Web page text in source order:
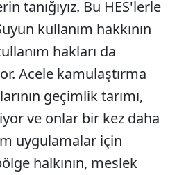
tanığıyız. Bu HES'lerle
kullanım hakkının
hakları da
Acele kamulaştırma
geçimlik tarımı,
ve onlar bir kez daha
uygulamalar için
halkının, meslek